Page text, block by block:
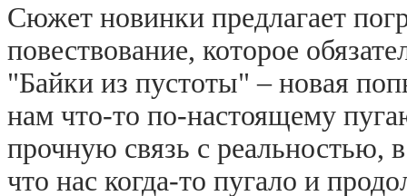
Сюжет новинки предлагает
повествование, которое
"Байки из пустоты" – новая
нам что-то по-настоящему
прочную связь с реальностью,
что нас когда-то пугало и